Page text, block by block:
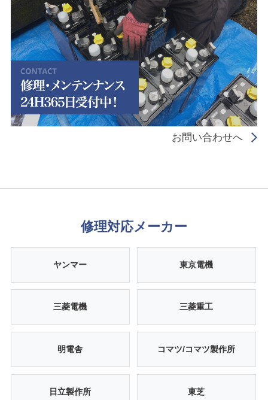
お問い合わせへ
修理対応メーカー
ヤンマー 東京電機
三菱電機 三菱重工
明電舎 コマツ/コマツ製作所
日立製作所 東芝